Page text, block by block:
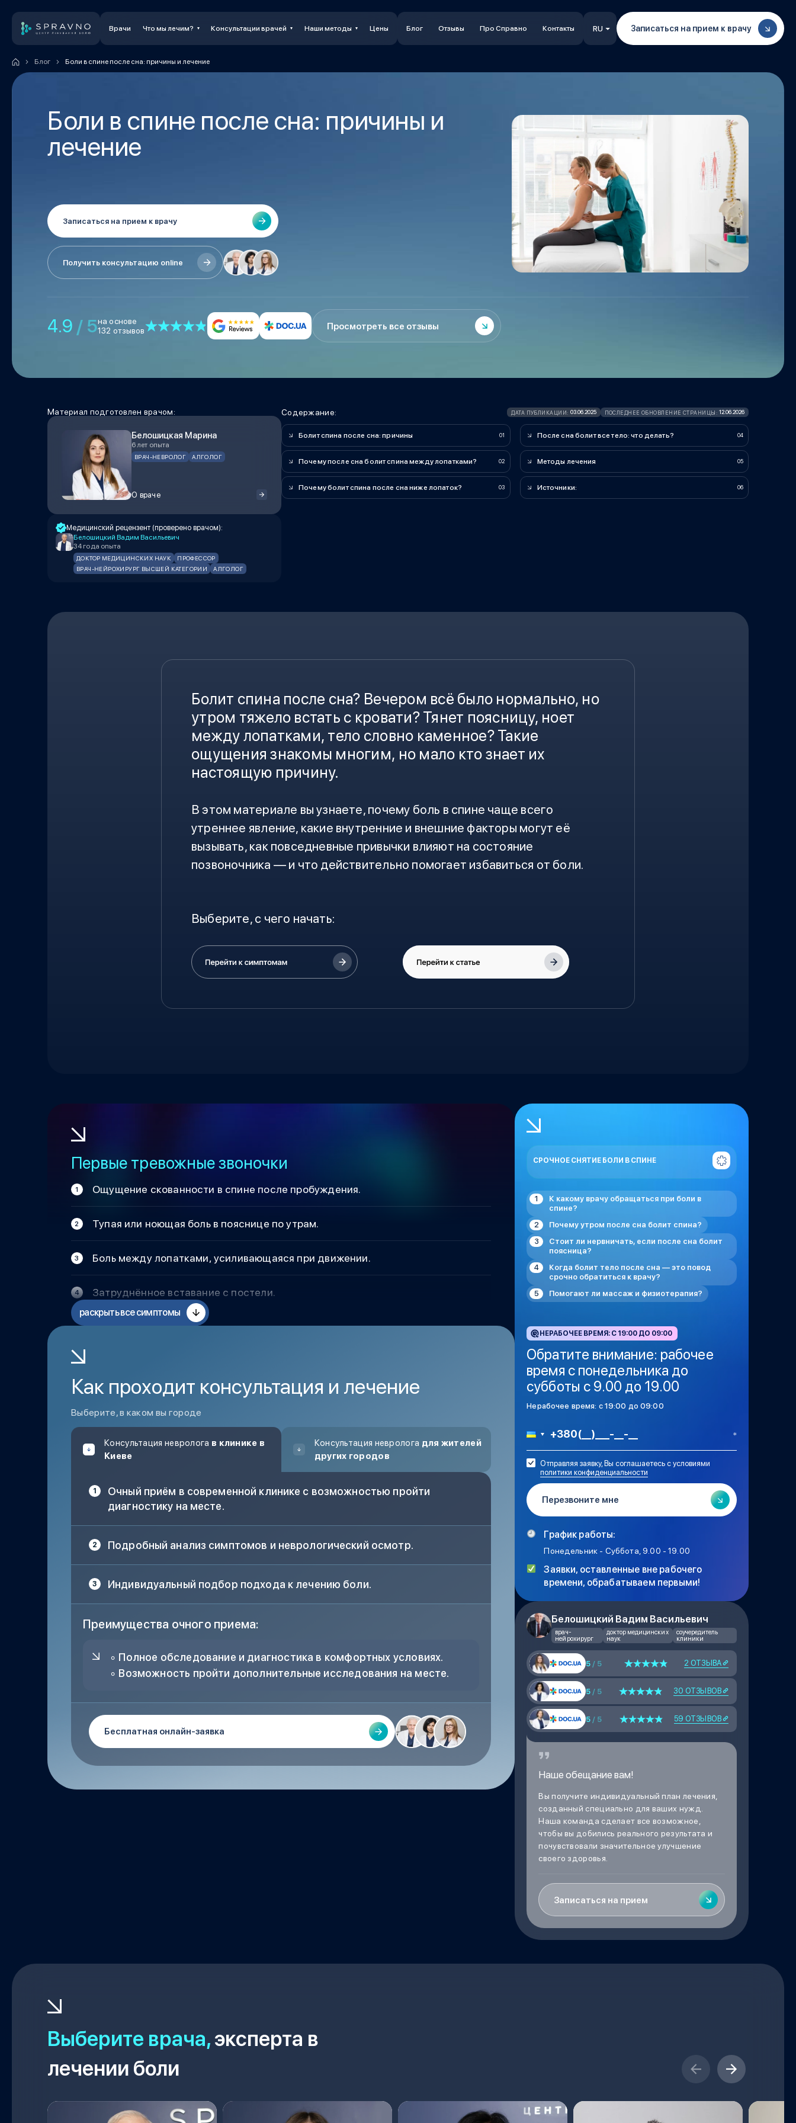
Врачи Что мы лечим? Консультации врачей Наши методы Цены Блог Отзывы Про Справно Контакты RU Записаться на прием к врачу
Блог Боли в спине после сна: причины и лечение
Боли в спине после сна: причины и
лечение
Записаться на прием к врачу
Получить консультацию online
4.9 / 5на основе
132 отзывов
Просмотреть все отзывы
Материал подготовлен врачом:
Белошицкая Марина
6 лет опыта
ВРАЧ-НЕВРОЛОГ АЛГОЛОГ
О враче
Медицинский рецензент (проверено врачом):
Белошицкий Вадим Васильевич
34 года опыта
ДОКТОР МЕДИЦИНСКИХ НАУК
ПРОФЕССОР
ВРАЧ-НЕЙРОХИРУРГ ВЫСШЕЙ КАТЕГОРИИ
АЛГОЛОГ
Содержание: ДАТА ПУБЛИКАЦИИ: 03.06.2025 ПОСЛЕДНЕЕ ОБНОВЛЕНИЕ СТРАНИЦЫ: 12.06.2026
Болит спина после сна: причины
Почему после сна болит спина между лопатками?
Почему болит спина после сна ниже лопаток?
После сна болит все тело: что делать?
Методы лечения
Источники:
Болит спина после сна? Вечером всё было нормально, но
утром тяжело встать с кровати? Тянет поясницу, ноет
между лопатками, тело словно каменное? Такие
ощущения знакомы многим, но мало кто знает их
настоящую причину.
В этом материале вы узнаете, почему боль в спине чаще всего
утреннее явление, какие внутренние и внешние факторы могут её
вызывать, как повседневные привычки влияют на состояние
позвоночника — и что действительно помогает избавиться от боли.
Выберите, с чего начать:
Первые тревожные звоночки
Ощущение скованности в спине после пробуждения.
Тупая или ноющая боль в пояснице по утрам.
Боль между лопатками, усиливающаяся при движении.
Затруднённое вставание с постели.
Онемение или покалывание в спине сразу после сна.
раскрыть все симптомы
Как проходит консультация и лечение
Выберите, в каком вы городе
Консультация невролога в клинике в
Киеве
Консультация невролога для жителей
других городов
Очный приём в современной клинике с возможностью пройти
диагностику на месте.
Подробный анализ симптомов и неврологический осмотр.
Индивидуальный подбор подхода к лечению боли.
Преимущества очного приема:
∘ Полное обследование и диагностика в комфортных условиях.
∘ Возможность пройти дополнительные исследования на месте.
Бесплатная онлайн-заявка
СРОЧНОЕ СНЯТИЕ БОЛИ В СПИНЕ
К какому врачу обращаться при боли в
спине?
Почему утром после сна болит спина?
Стоит ли нервничать, если после сна болит
поясница?
Когда болит тело после сна — это повод
срочно обратиться к врачу?
Помогают ли массаж и физиотерапия?
НЕРАБОЧЕЕ ВРЕМЯ: C 19:00 ДО 09:00
Обратите внимание: рабочее
время с понедельника до
субботы с 9.00 до 19.00
Нерабочее время: c 19:00 до 09:00
Отправляя заявку, Вы соглашаетесь с условиями
политики конфиденциальности
График работы:
Понедельник - Суббота, 9.00 - 19.00
Заявки, оставленные вне рабочего
времени, обрабатываем первыми!
Белошицкий Вадим Васильевич
врач-
нейрохирург
доктор медицинских
наук
соучередитель
клиники
5 / 5 2 ОТЗЫВА
5 / 5 30 ОТЗЫВОВ
5 / 5 59 ОТЗЫВОВ
Наше обещание вам!
Вы получите индивидуальный план лечения,
созданный специально для ваших нужд.
Наша команда сделает все возможное,
чтобы вы добились реального результата и
почувствовали значительное улучшение
своего здоровья.
Записаться на прием
Выберите врача,эксперта в
лечении боли